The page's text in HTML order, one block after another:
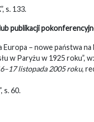
s. 133.
publikacji
Europa – nowe państwa
w Paryżu w 1925 roku”, w:
listopada 2005 roku,
s. 60.